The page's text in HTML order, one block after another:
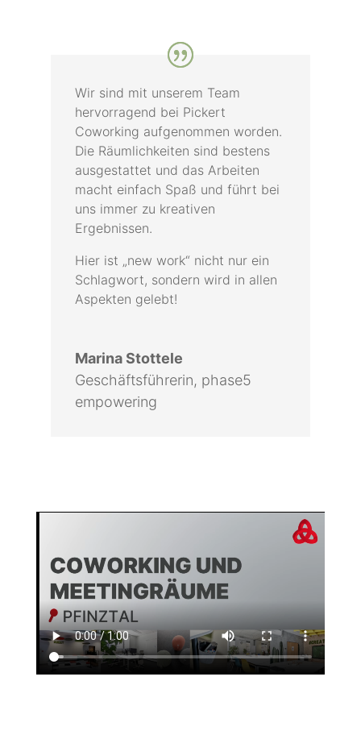
Wir sind mit unserem Team
hervorragend bei Pickert
Coworking aufgenommen worden.
Die Räumlichkeiten sind bestens
ausgestattet und das Arbeiten
macht einfach Spaß und führt bei
uns immer zu kreativen
Ergebnissen.
Hier ist „new work“ nicht nur ein
Schlagwort, sondern wird in allen
Aspekten gelebt!
Marina Stottele
Geschäftsführerin, phase5
empowering